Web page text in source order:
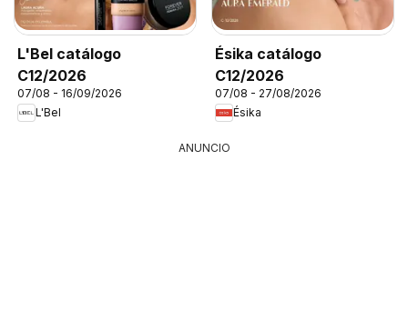
L'Bel catálogo
C12/2026
07/08 - 16/09/2026
L'Bel
Ésika catálogo
C12/2026
07/08 - 27/08/2026
Ésika
ANUNCIO